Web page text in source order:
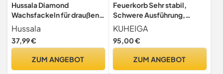
Hussala Diamond
Wachsfackeln für draußen
[10 Stück bis zu 90 min] mit
langen Holzstab und
Tropschutz - Premium
Wachs - Fackeln für
Hussala
37,99 €
ZUM ANGEBOT
Feuerkorb Sehr stabil,
Schwere Ausführung,
Feuerschale, Tulip klein
KUHEIGA
95,00 €
ZUM ANGEBOT